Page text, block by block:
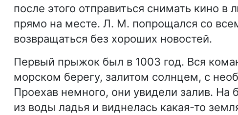
после этого отправиться снимать кино
прямо на месте. Л. М. попрощался со
возвращаться без хороших новостей.
Первый прыжок был в 1003 год. Вся
морском берегу, залитом солнцем, с
Проехав немного, они увидели залив. На
из воды ладья и виднелась какая-то